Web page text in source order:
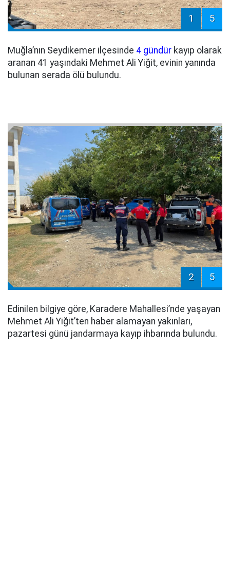
1 5
Muğla’nın Seydikemer ilçesinde 4 gündür kayıp olarak
aranan 41 yaşındaki Mehmet Ali Yiğit, evinin yanında
bulunan serada ölü bulundu.
2 5
Edinilen bilgiye göre, Karadere Mahallesi’nde yaşayan
Mehmet Ali Yiğit’ten haber alamayan yakınları,
pazartesi günü jandarmaya kayıp ihbarında bulundu.